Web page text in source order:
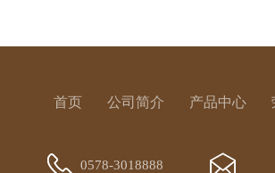
首页 公司简介 产品中心
0578-3018888